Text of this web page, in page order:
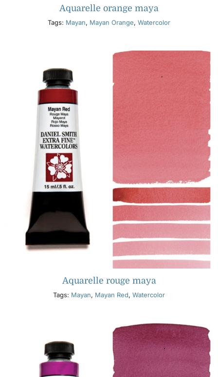
Aquarelle orange maya
Tags: Mayan, Mayan Orange, Watercolor
Aquarelle rouge maya
Tags: Mayan, Mayan Red, Watercolor